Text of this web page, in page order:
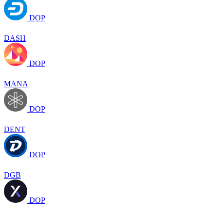
DOP
DASH
DOP
MANA
DOP
DENT
DOP
DGB
DOP